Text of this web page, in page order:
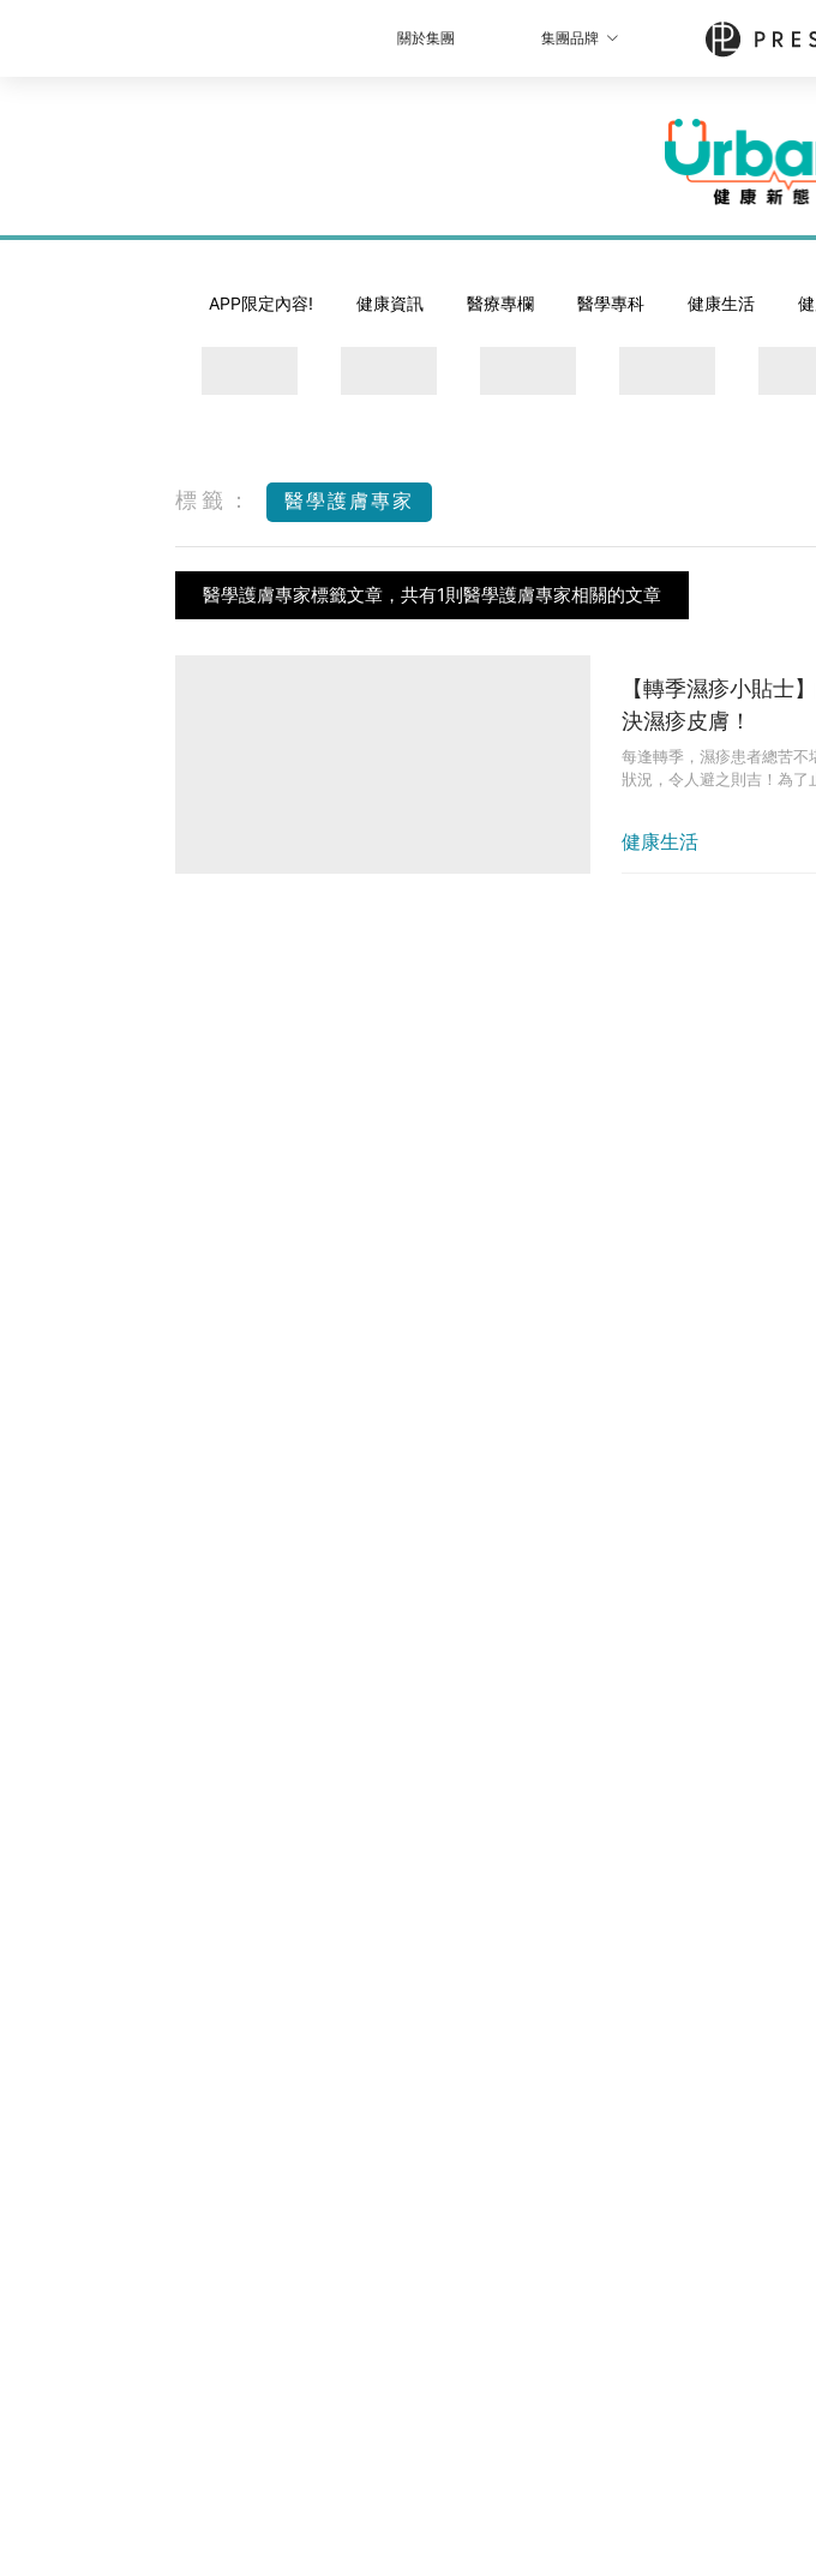
關於集團 集團品牌
APP限定內容! 健康資訊 醫療專欄 醫學專科 健康生活
標籤： 醫學護膚專家
醫學護膚專家標籤文章，共有1則醫學護膚專家相關的文章
健康生活
【轉季濕疹小貼士
決濕疹皮膚！
每逢轉季，濕疹患者總苦不
狀況，令人避之則吉！為了